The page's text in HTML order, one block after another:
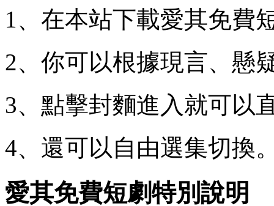
1、在本站下載愛其免費
2、你可以根據現言、懸
3、點擊封麵進入就可以
4、還可以自由選集切換
愛其免費短劇特別說明